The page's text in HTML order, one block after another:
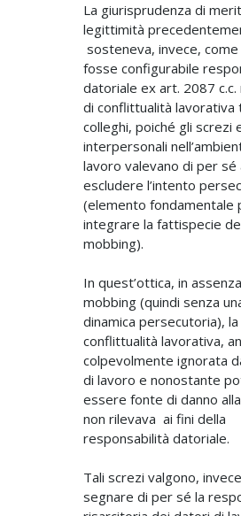
La giurisprudenza di
legittimità
sosteneva, invece, come
fosse configurabile
datoriale ex art. 2087 c.c.
di conflittualità lavorativa
colleghi, poiché gli screzi
interpersonali
lavoro valevano di per sé
escludere l’intento
(elemento fondamentale
integrare la fattispecie
mobbing).
In quest’ottica, in
mobbing (quindi senza
dinamica persecutoria), la
conflittualità lavorativa,
colpevolmente ignorata
di lavoro e nonostante
essere fonte di danno
non rilevava ai fini della
responsabilità datoriale.
Tali screzi valgono,
segnare di per sé la